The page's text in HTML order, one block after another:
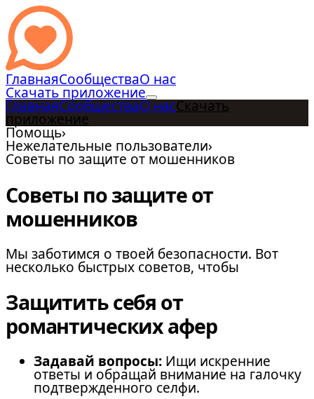
ГлавнаяСообществаО нас
Скачать приложение
ГлавнаяСообществаО насСкачать
приложение
Помощь›
Нежелательные пользователи›
Советы по защите от мошенников
Советы по защите от
мошенников
Мы заботимся о твоей безопасности. Вот
несколько быстрых советов, чтобы
Защитить себя от
романтических афер
Задавай вопросы: Ищи искренние
ответы и обращай внимание на галочку
подтвержденного селфи.